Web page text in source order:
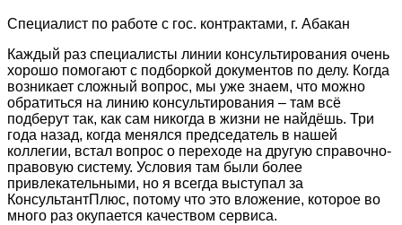
Специалист по работе с гос. контрактами, г. Абакан
Каждый раз специалисты линии консультирования очень
хорошо помогают с подборкой документов по делу. Когда
возникает сложный вопрос, мы уже знаем, что можно
обратиться на линию консультирования – там всё
подберут так, как сам никогда в жизни не найдёшь. Три
года назад, когда менялся председатель в нашей
коллегии, встал вопрос о переходе на другую справочно-
правовую систему. Условия там были более
привлекательными, но я всегда выступал за
КонсультантПлюс, потому что это вложение, которое во
много раз окупается качеством сервиса.